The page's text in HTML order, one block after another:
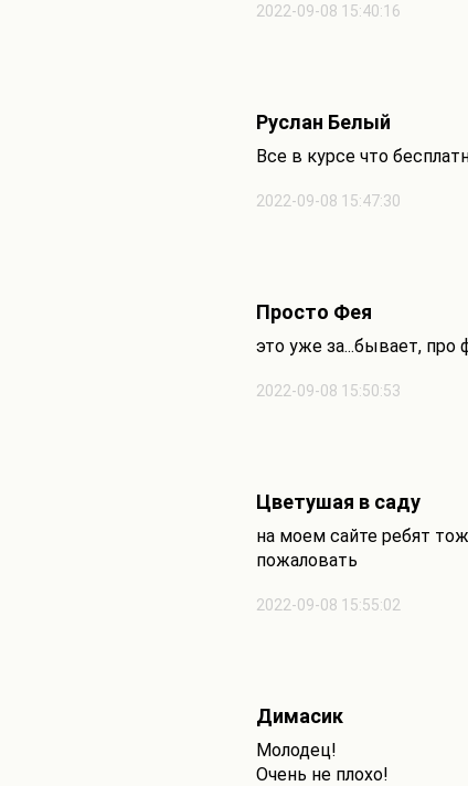
2022-09-08 15:40:16
2022-09-08 15:47:30
Руслан Белый
Все в курсе что
2022-09-08 15:50:53
Просто Фея
это уже за...бывает, про
2022-09-08 15:55:02
Цветушая в саду
на моем сайте ребят
пожаловать
Димасик
Молодец!
Очень не плохо!